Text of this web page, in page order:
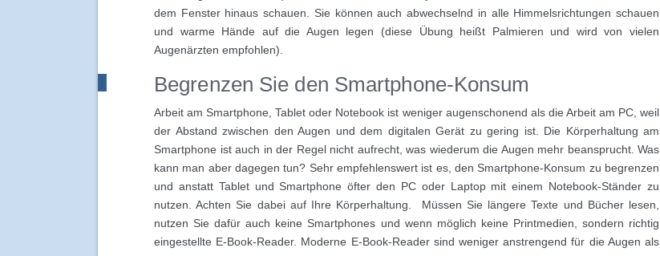
dem Fenster hinaus schauen. Sie können auch abwechselnd in alle Himmelsrichtungen schauen
und warme Hände auf die Augen legen (diese Übung heißt Palmieren und wird von vielen
Augenärzten empfohlen).
Begrenzen Sie den Smartphone-Konsum
Arbeit am Smartphone, Tablet oder Notebook ist weniger augenschonend als die Arbeit am PC, weil
der Abstand zwischen den Augen und dem digitalen Gerät zu gering ist. Die Körperhaltung am
Smartphone ist auch in der Regel nicht aufrecht, was wiederum die Augen mehr beansprucht. Was
kann man aber dagegen tun? Sehr empfehlenswert ist es, den Smartphone-Konsum zu begrenzen
und anstatt Tablet und Smartphone öfter den PC oder Laptop mit einem Notebook-Ständer zu
nutzen. Achten Sie dabei auf Ihre Körperhaltung. Müssen Sie längere Texte und Bücher lesen,
nutzen Sie dafür auch keine Smartphones und wenn möglich keine Printmedien, sondern richtig
eingestellte E-Book-Reader. Moderne E-Book-Reader sind weniger anstrengend für die Augen als